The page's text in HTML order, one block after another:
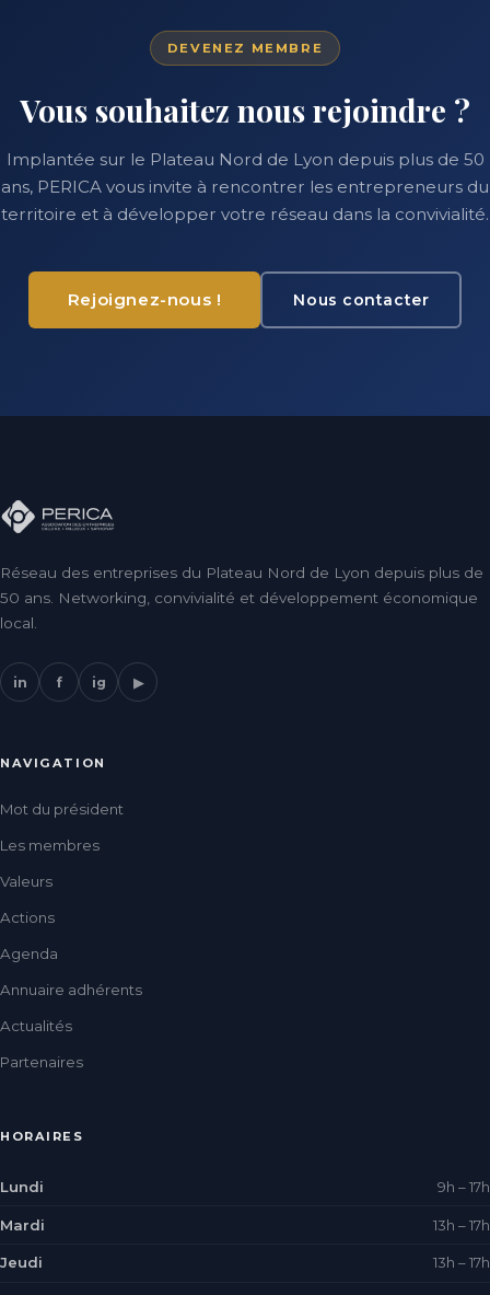
DEVENEZ MEMBRE
Vous souhaitez nous rejoindre ?
Implantée sur le Plateau Nord de Lyon depuis plus de 50
ans, PERICA vous invite à rencontrer les entrepreneurs du
territoire et à développer votre réseau dans la convivialité.
Rejoignez-nous ! Nous contacter
Réseau des entreprises du Plateau Nord de Lyon depuis plus de
50 ans. Networking, convivialité et développement économique
local.
in f ig ▶
NAVIGATION
Mot du président
Les membres
Valeurs
Actions
Agenda
Annuaire adhérents
Actualités
Partenaires
HORAIRES
Lundi 9h – 17h
Mardi 13h – 17h
Jeudi 13h – 17h